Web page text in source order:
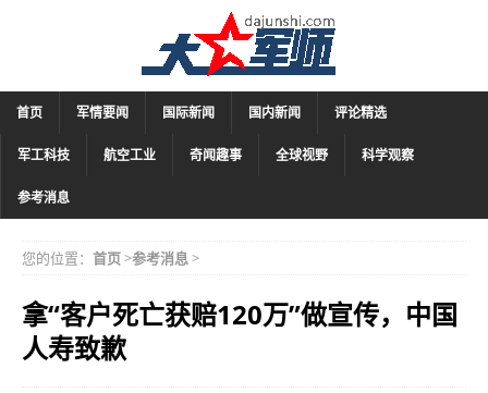
首页 军情要闻 国际新闻 国内新闻 评论精选
军工科技 航空工业 奇闻趣事 全球视野 科学观察
参考消息
您的位置： 首页>参考消息>
拿“客户死亡获赔120万”做宣传，中国
人寿致歉